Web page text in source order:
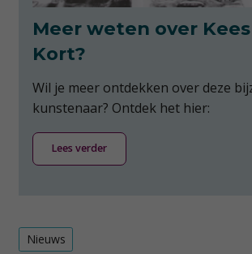
Meer weten over
Kort?
Wil je meer ontdekken over deze
kunstenaar? Ontdek het hier:
Lees verder
Nieuws